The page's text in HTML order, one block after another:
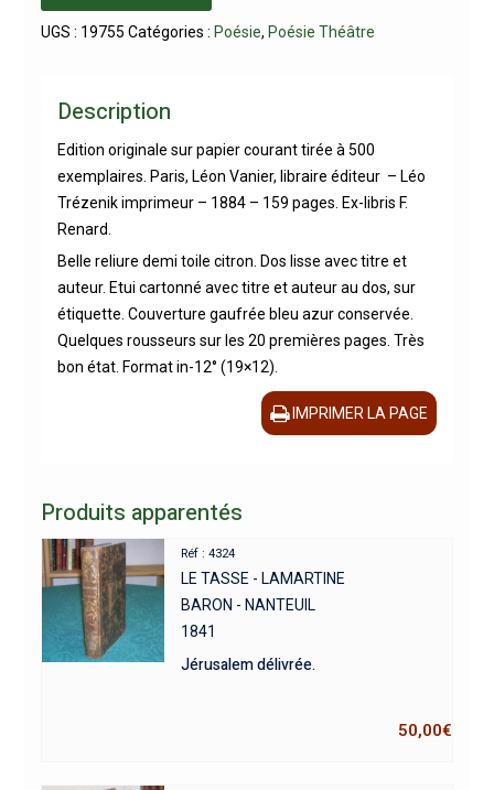
UGS : 19755 Catégories : Poésie, Poésie Théâtre
Description
Edition originale sur papier courant tirée à 500
exemplaires. Paris, Léon Vanier, libraire éditeur – Léo
Trézenik imprimeur – 1884 – 159 pages. Ex-libris F.
Renard.
Belle reliure demi toile citron. Dos lisse avec titre et
auteur. Etui cartonné avec titre et auteur au dos, sur
étiquette. Couverture gaufrée bleu azur conservée.
Quelques rousseurs sur les 20 premières pages. Très
bon état. Format in-12° (19×12).
IMPRIMER LA PAGE
Produits apparentés
Réf : 4324
LE TASSE - LAMARTINE
BARON - NANTEUIL
1841
Jérusalem délivrée.
50,00€